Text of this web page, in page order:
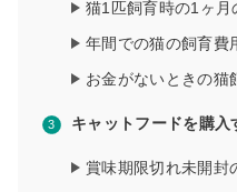
猫1匹飼育時の1ヶ月
年間での猫の飼育費
お金がないときの猫
キャットフードを購入
賞味期限切れ未開封